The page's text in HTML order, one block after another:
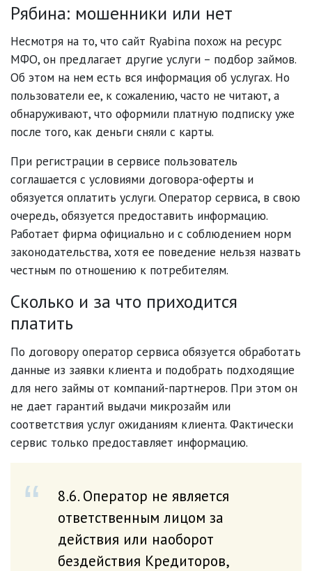
Рябина: мошенники или нет
Несмотря на то, что сайт Ryabina похож на ресурс
МФО, он предлагает другие услуги – подбор займов.
Об этом на нем есть вся информация об услугах. Но
пользователи ее, к сожалению, часто не читают, а
обнаруживают, что оформили платную подписку уже
после того, как деньги сняли с карты.
При регистрации в сервисе пользователь
соглашается с условиями договора-оферты и
обязуется оплатить услуги. Оператор сервиса, в свою
очередь, обязуется предоставить информацию.
Работает фирма официально и с соблюдением норм
законодательства, хотя ее поведение нельзя назвать
честным по отношению к потребителям.
Сколько и за что приходится
платить
По договору оператор сервиса обязуется обработать
данные из заявки клиента и подобрать подходящие
для него займы от компаний-партнеров. При этом он
не дает гарантий выдачи микрозайм или
соответствия услуг ожиданиям клиента. Фактически
сервис только предоставляет информацию.
8.6. Оператор не является
ответственным лицом за
действия или наоборот
бездействия Кредиторов,